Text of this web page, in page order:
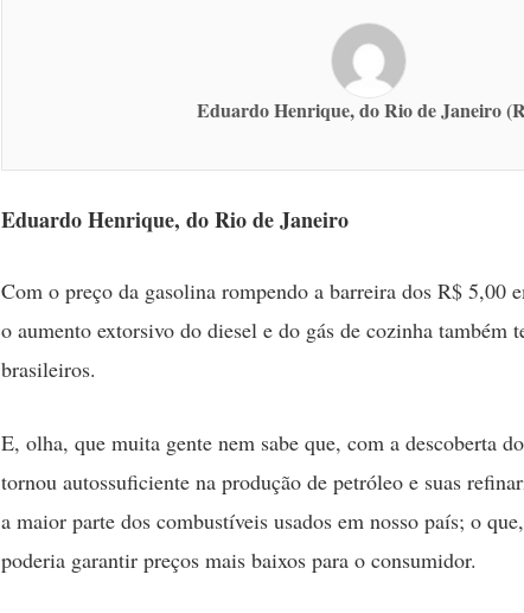
Eduardo Henrique, do Rio de Janeiro
Eduardo Henrique, do Rio de Janeiro
Com o preço da gasolina rompendo a barreira dos R$ 5,00
o aumento extorsivo do diesel e do gás de cozinha também
brasileiros.
E, olha, que muita gente nem sabe que, com a descoberta
tornou autossuficiente na produção de petróleo e suas
a maior parte dos combustíveis usados em nosso país; o
poderia garantir preços mais baixos para o consumidor.